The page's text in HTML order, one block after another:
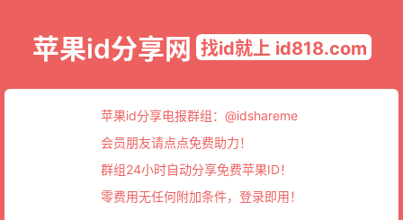
苹果id分享网 找id就上 id818.com
苹果id分享电报群组： @idshareme
会员朋友请点点免费助力！
群组24小时自动分享免费苹果ID！
零费用无任何附加条件，登录即用！